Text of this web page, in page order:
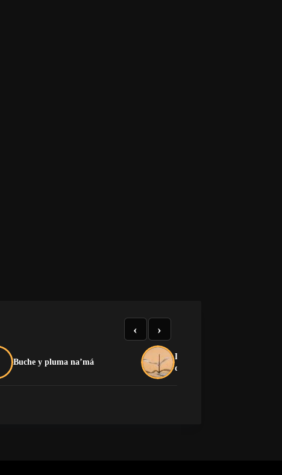
Buche y pluma na’má
La crítica que no devora: el
dilema de la oposición
‹ ›